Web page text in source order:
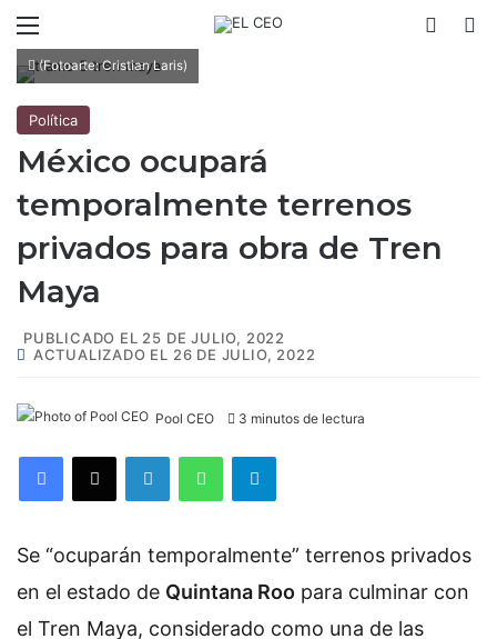
(Fotoarte: Cristian Laris)
Política
México ocupará
temporalmente terrenos
privados para obra de Tren
Maya
PUBLICADO EL 25 DE JULIO, 2022
ACTUALIZADO EL 26 DE JULIO, 2022
Pool CEO 3 minutos de lectura
Se “ocuparán temporalmente” terrenos privados
en el estado de Quintana Roo para culminar con
el Tren Maya, considerado como una de las